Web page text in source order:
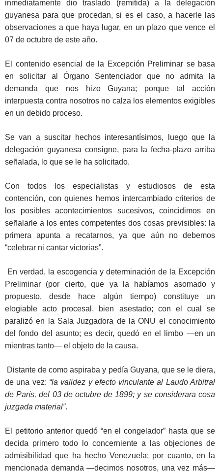
inmediatamente dio traslado (remitida) a la delegación
guyanesa para que procedan, si es el caso, a hacerle las
observaciones a que haya lugar, en un plazo que vence el
07 de octubre de este año.
El contenido esencial de la Excepción Preliminar se basa
en solicitar al Órgano Sentenciador que no admita la
demanda que nos hizo Guyana; porque tal acción
interpuesta contra nosotros no calza los elementos exigibles
en un debido proceso.
Se van a suscitar hechos interesantísimos, luego que la
delegación guyanesa consigne, para la fecha-plazo arriba
señalada, lo que se le ha solicitado.
Con todos los especialistas y estudiosos de esta
contención, con quienes hemos intercambiado criterios de
los posibles acontecimientos sucesivos, coincidimos en
señalarle a los entes competentes dos cosas previsibles: la
primera apunta a recatarnos, ya que aún no debemos
“celebrar ni cantar victorias”.
En verdad, la escogencia y determinación de la Excepción
Preliminar (por cierto, que ya la habíamos asomado y
propuesto, desde hace algún tiempo) constituye un
elogiable acto procesal, bien asestado; con el cual se
paralizó en la Sala Juzgadora de la ONU el conocimiento
del fondo del asunto; es decir, quedó en el limbo —en un
mientras tanto— el objeto de la causa.
Distante de como aspiraba y pedía Guyana, que se le diera,
de una vez: “la validez y efecto vinculante al Laudo Arbitral
de París, del 03 de octubre de 1899; y se considerara cosa
juzgada material”.
El petitorio anterior quedó “en el congelador” hasta que se
decida primero todo lo concerniente a las objeciones de
admisibilidad que ha hecho Venezuela; por cuanto, en la
mencionada demanda —decimos nosotros, una vez más—